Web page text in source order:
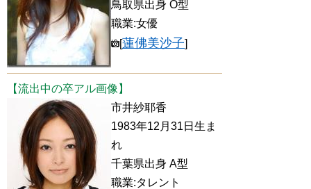
鳥取県出身 O型
職業:女優
[蓮佛美沙子]
【流出中の卒アル画像】
市井紗耶香
1983年12月31日生ま
れ
千葉県出身 A型
職業:タレント